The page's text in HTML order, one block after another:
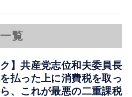
覧
】共産党志位和夫委員長
払った上に消費税を取っ
、これが最悪の二重課税